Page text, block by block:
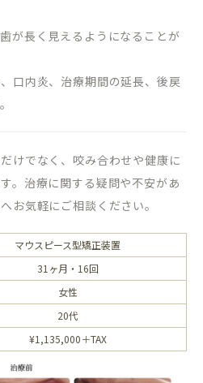
が長く見えるようになることが
口内炎、治療期間の延長、後戻
けでなく、咬み合わせや健康に
。治療に関する疑問や不安があ
お気軽にご相談ください。
マウスピース型矯正装置
31ヶ月・16回
女性
20代
¥1,135,000＋TAX